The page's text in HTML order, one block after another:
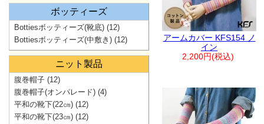
アームカバー KFS154 ノ
イン
2,200円(税込)
ボッティーズ
Bottiesボッティーズ(靴底) (12)
Bottiesボッティーズ(中敷き) (12)
ニット製品
腹巻帽子 (12)
腹巻帽子(オンパレード) (4)
平和の靴下(22㎝) (12)
平和の靴下(23㎝) (12)